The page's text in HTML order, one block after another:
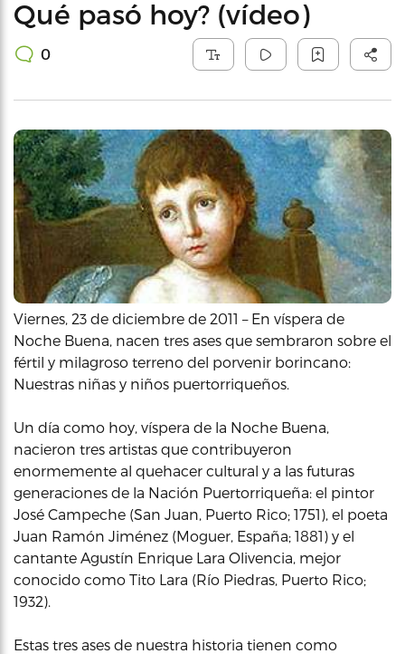
Qué pasó hoy? (vídeo)
0
Viernes, 23 de diciembre de 2011 – En víspera de
Noche Buena, nacen tres ases que sembraron sobre el
fértil y milagroso terreno del porvenir borincano:
Nuestras niñas y niños puertorriqueños.
Un día como hoy, víspera de la Noche Buena,
nacieron tres artistas que contribuyeron
enormemente al quehacer cultural y a las futuras
generaciones de la Nación Puertorriqueña: el pintor
José Campeche (San Juan, Puerto Rico; 1751), el poeta
Juan Ramón Jiménez (Moguer, España; 1881) y el
cantante Agustín Enrique Lara Olivencia, mejor
conocido como Tito Lara (Río Piedras, Puerto Rico;
1932).
Estas tres ases de nuestra historia tienen como